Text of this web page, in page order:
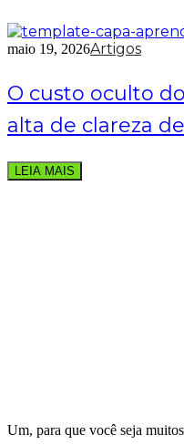
maio 19, 2026Artigos
O custo oculto
alta de clareza
LEIA MAIS
Um, para que você seja muitos